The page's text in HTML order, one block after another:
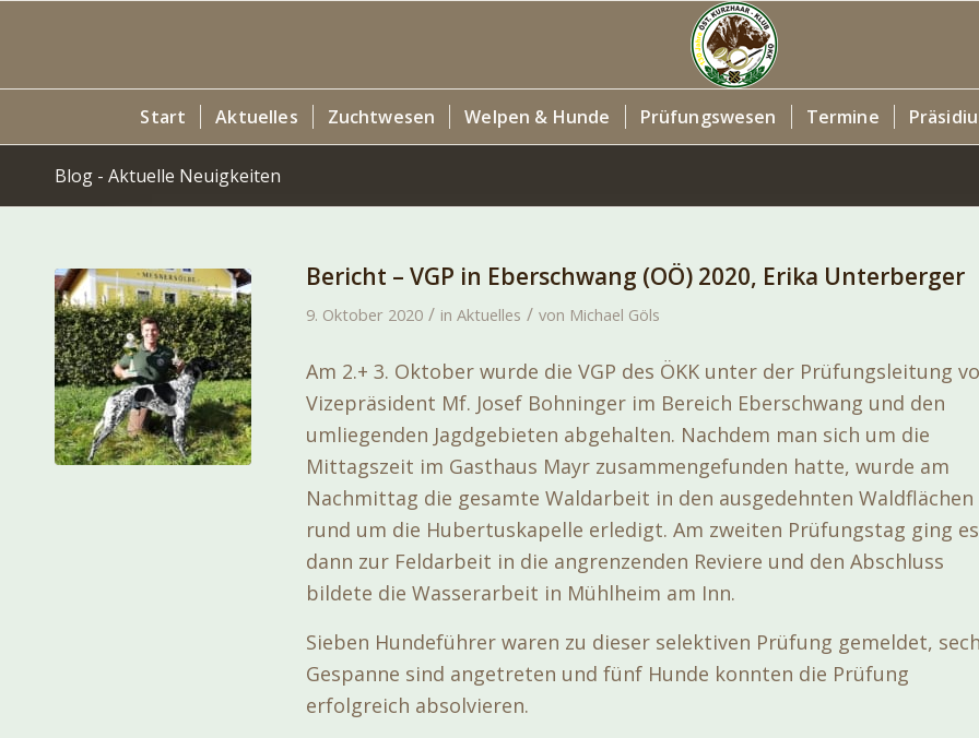
Start Aktuelles Zuchtwesen Welpen & Hunde Prüfungswesen Termine
Blog - Aktuelle Neuigkeiten
Bericht – VGP in Eberschwang (OÖ) 2020, Erika Unterberger
9. Oktober 2020 / in Aktuelles / von Michael Göls
Am 2.+ 3. Oktober wurde die VGP des ÖKK unter der Prüfungsleitung
Vizepräsident Mf. Josef Bohninger im Bereich Eberschwang und den
umliegenden Jagdgebieten abgehalten. Nachdem man sich um die
Mittagszeit im Gasthaus Mayr zusammengefunden hatte, wurde am
Nachmittag die gesamte Waldarbeit in den ausgedehnten Waldflächen
rund um die Hubertuskapelle erledigt. Am zweiten Prüfungstag ging es
dann zur Feldarbeit in die angrenzenden Reviere und den Abschluss
bildete die Wasserarbeit in Mühlheim am Inn.
Sieben Hundeführer waren zu dieser selektiven Prüfung gemeldet,
Gespanne sind angetreten und fünf Hunde konnten die Prüfung
erfolgreich absolvieren.